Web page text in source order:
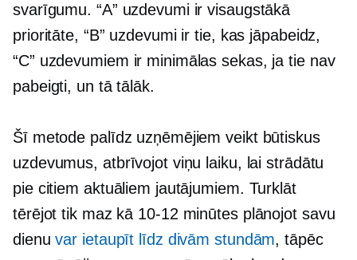
svarīgumu. “A” uzdevumi ir visaugstākā
prioritāte, “B” uzdevumi ir tie, kas jāpabeidz,
“C” uzdevumiem ir minimālas sekas, ja tie nav
pabeigti, un tā tālāk.
Šī metode palīdz uzņēmējiem veikt būtiskus
uzdevumus, atbrīvojot viņu laiku, lai strādātu
pie citiem aktuāliem jautājumiem. Turklāt
tērējot tik maz kā 10-12minūtes plānojot savu
dienuvar ietaupīt līdz divām stundām, tāpēc